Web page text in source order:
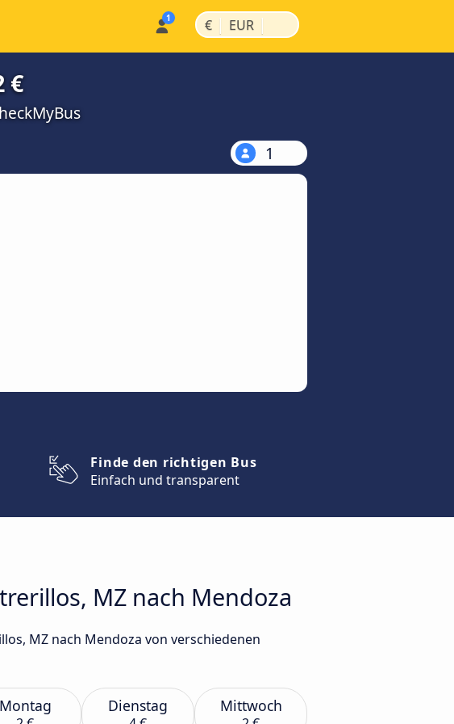
€ | EUR |
€
1
Finde den richtigen Bus
Einfach und transparent
MZ nach Mendoza
MZ nach Mendoza von verschiedenen
Montag Dienstag Mittwoch